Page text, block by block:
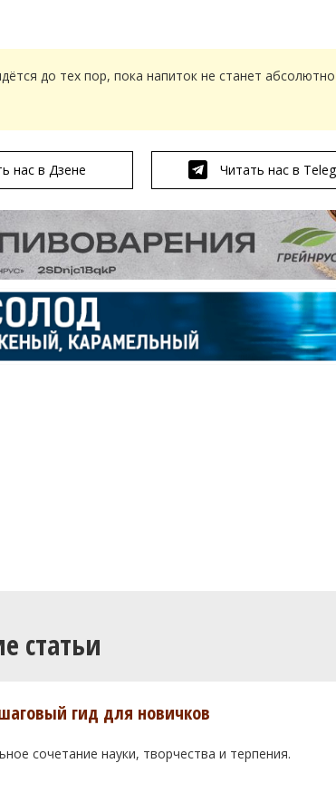
до тех пор, пока напиток не станет абсолютно
нас в Дзене Читать нас в
статьи
гид для новичков
сочетание науки, творчества и терпения.